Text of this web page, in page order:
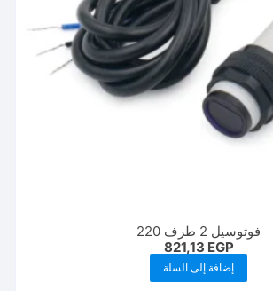
فوتوسيل 2 طرف 220
821,13 EGP
إضافة إلى السلة